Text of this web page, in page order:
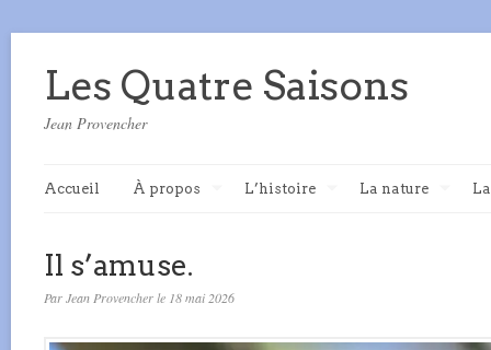
Les Quatre Saisons
Jean Provencher
Accueil À propos L’histoire La nature
Il s’amuse.
Par Jean Provencher le 18 mai 2026